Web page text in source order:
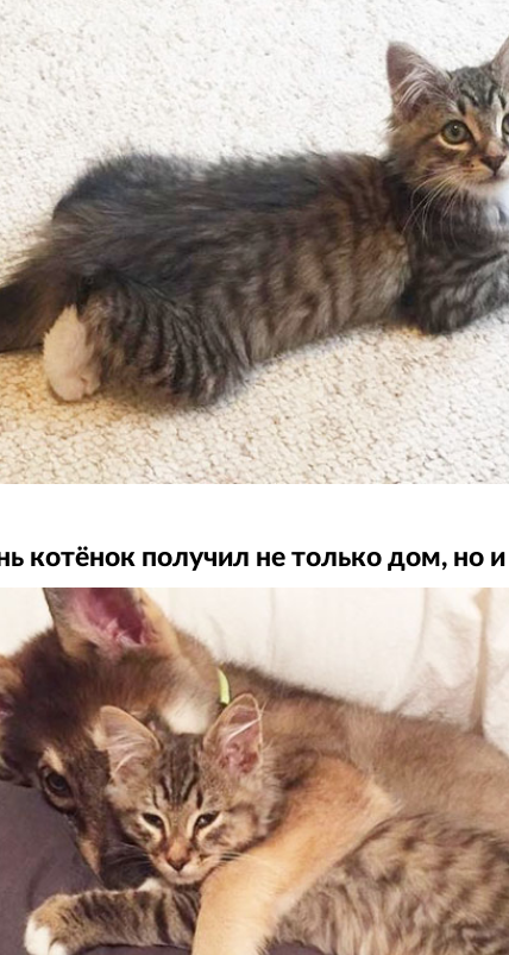
котёнок получил не только дом, но